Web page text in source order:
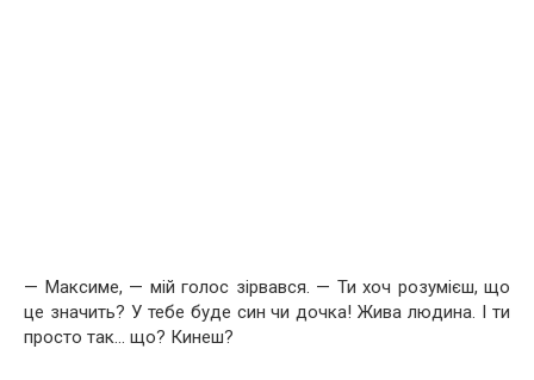
— Максиме, — мій голос зірвався. — Ти хоч розумієш, що
це значить? У тебе буде син чи дочка! Жива людина. І ти
просто так… що? Кинеш?